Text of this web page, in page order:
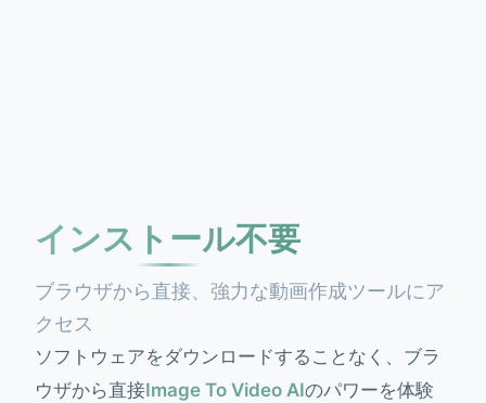
インストール不要
ブラウザから直接、強力な動画作成ツールにア
クセス
ソフトウェアをダウンロードすることなく、ブラ
ウザから直接Image To Video AIのパワーを体験